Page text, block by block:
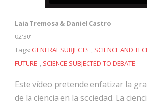
Laia Tremosa & Daniel Castro
02'30''
Tags: GENERAL SUBJECTS , SCIENCE AND
FUTURE , SCIENCE SUBJECTED TO DEBATE
Este vídeo pretende enfatizar la
de la ciencia en la sociedad. La